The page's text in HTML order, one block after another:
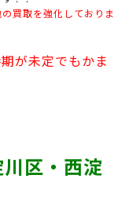
買取を強化しておりま
が未定でもかま
区・西淀